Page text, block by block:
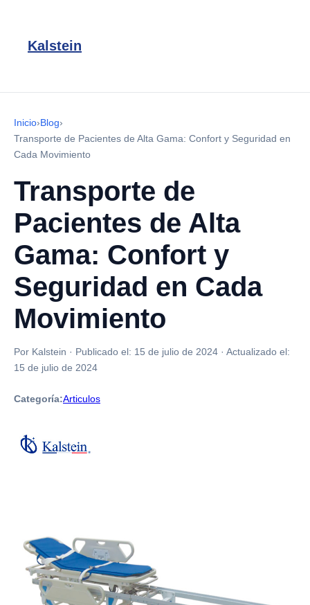
Kalstein
Inicio›Blog›
Transporte de Pacientes de Alta Gama: Confort y Seguridad en
Cada Movimiento
Transporte de
Pacientes de Alta
Gama: Confort y
Seguridad en Cada
Movimiento
Por Kalstein · Publicado el: 15 de julio de 2024 · Actualizado el:
15 de julio de 2024
Categoría:Articulos